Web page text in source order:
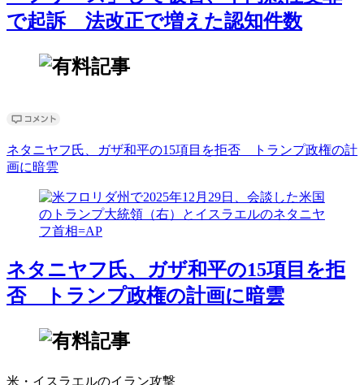
で起訴 法改正で増えた認知件数
ネタニヤフ氏、ガザ和平の15項目を拒否 トランプ政権の計
画に暗雲
ネタニヤフ氏、ガザ和平の15項目を拒
否 トランプ政権の計画に暗雲
米・イスラエルのイラン攻撃